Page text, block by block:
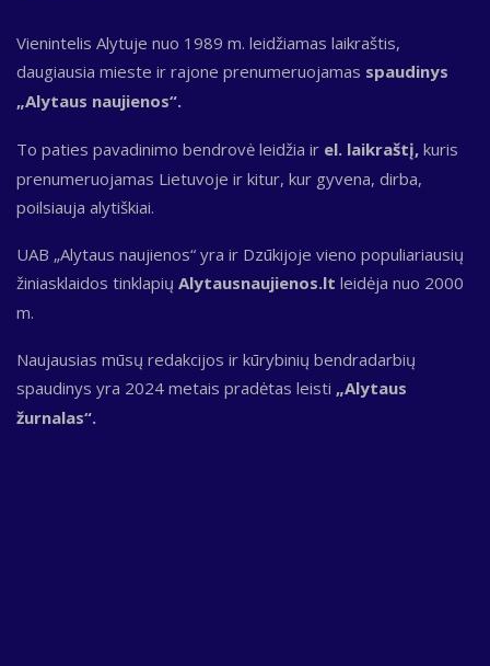
Vienintelis Alytuje nuo 1989 m. leidžiamas laikraštis,
daugiausia mieste ir rajone prenumeruojamas spaudinys
„Alytaus naujienos“.
To paties pavadinimo bendrovė leidžia ir el. laikraštį, kuris
prenumeruojamas Lietuvoje ir kitur, kur gyvena, dirba,
poilsiauja alytiškiai.
UAB „Alytaus naujienos“ yra ir Dzūkijoje vieno populiariausių
žiniasklaidos tinklapių Alytausnaujienos.lt leidėja nuo 2000
m.
Naujausias mūsų redakcijos ir kūrybinių bendradarbių
spaudinys yra 2024 metais pradėtas leisti „Alytaus
žurnalas“.